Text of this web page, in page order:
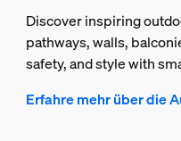
Discover inspiring
pathways, walls,
safety, and style with
Erfahre mehr über die